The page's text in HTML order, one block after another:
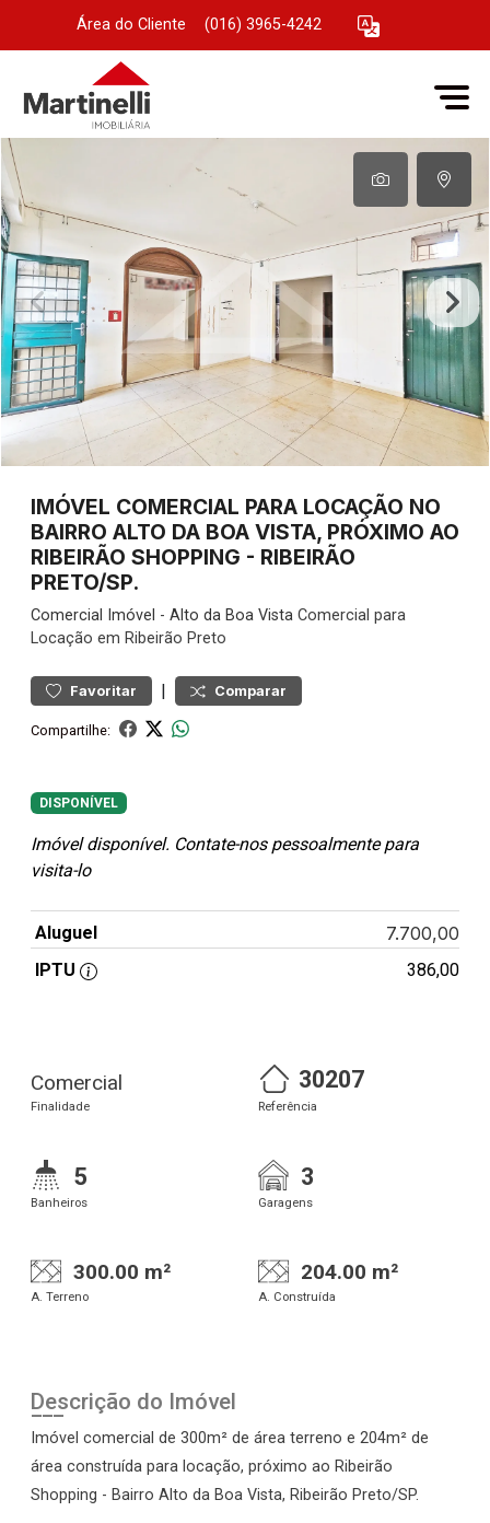
Área do Cliente (016) 3965-4242
IMÓVEL COMERCIAL PARA LOCAÇÃO NO
BAIRRO ALTO DA BOA VISTA, PRÓXIMO AO
RIBEIRÃO SHOPPING - RIBEIRÃO
PRETO/SP.
Comercial Imóvel - Alto da Boa Vista Comercial para
Locação em Ribeirão Preto
Favoritar | Comparar
Compartilhe:
DISPONÍVEL
Imóvel disponível. Contate-nos pessoalmente para
visita-lo
Aluguel 7.700,00
IPTU 386,00
Comercial
Finalidade
30207
Referência
5
Banheiros
3
Garagens
300.00 m²
A. Terreno
204.00 m²
A. Construída
Descrição do Imóvel
Imóvel comercial de 300m² de área terreno e 204m² de
área construída para locação, próximo ao Ribeirão
Shopping - Bairro Alto da Boa Vista, Ribeirão Preto/SP.